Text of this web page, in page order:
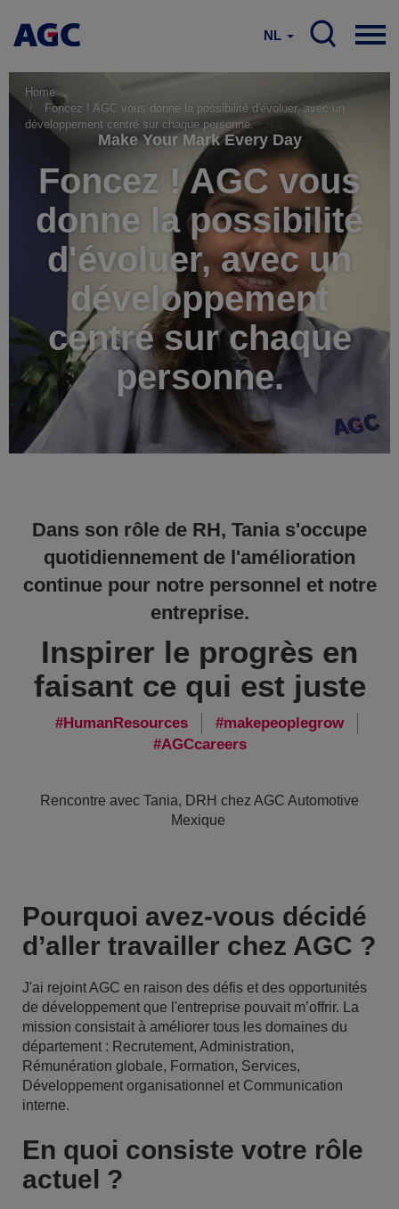
NL
Home
Foncez ! AGC vous donne la possibilité d'évoluer, avec un
développement centré sur chaque personne.
Make Your Mark Every Day
Foncez ! AGC vous
donne la possibilité
d'évoluer, avec un
développement
centré sur chaque
personne.
Dans son rôle de RH, Tania s'occupe
quotidiennement de l'amélioration
continue pour notre personnel et notre
entreprise.
Inspirer le progrès en
faisant ce qui est juste
HumanResources
makepeoplegrow
AGCcareers
Rencontre avec Tania, DRH chez AGC Automotive
Mexique
Pourquoi avez-vous décidé
d’aller travailler chez AGC ?
J'ai rejoint AGC en raison des défis et des opportunités
de développement que l'entreprise pouvait m’offrir. La
mission consistait à améliorer tous les domaines du
département : Recrutement, Administration,
Rémunération globale, Formation, Services,
Développement organisationnel et Communication
interne.
En quoi consiste votre rôle
actuel ?